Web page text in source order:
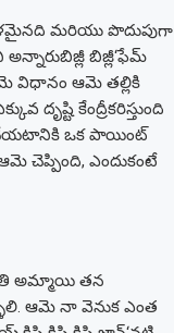
మరియు పొదుపుగా
బిజ్లీ‘ఫేమ్
విధానం ఆమె తల్లికి
కేంద్రీకరిస్తుంది
ఒక పాయింట్
చెప్పింది, ఎందుకంటే
అమ్మాయి తన
ఆమె నా వెనుక ఎంత